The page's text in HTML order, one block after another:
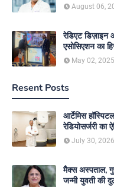
August 06,
रेडिएट डिज़ाइन
एसोसिएशन का
May 02, 2025
Resent Posts
आर्टेमिस
रेडियोसर्जरी का
मजबूत की अपनी
July 30, 2026
मैक्स अस्पताल,
जन्मी युवती की